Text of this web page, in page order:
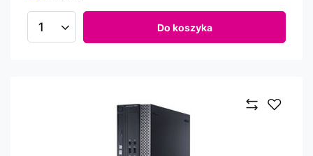
Ilość produktów Do koszyka